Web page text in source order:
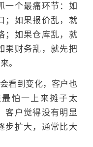
一个最痛环节：如
；如果报价乱，就
；如果仓库乱，就
果财务乱，就先把
。
看到变化，客户也
怕一上来摊子太
客户觉得没有明显
步扩大，通常比大